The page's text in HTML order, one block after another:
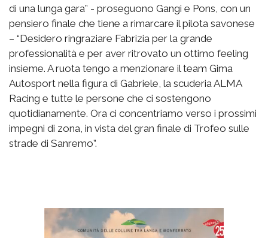
di una lunga gara” - proseguono Gangi e Pons, con un
pensiero finale che tiene a rimarcare il pilota savonese
– “Desidero ringraziare Fabrizia per la grande
professionalità e per aver ritrovato un ottimo feeling
insieme. A ruota tengo a menzionare il team Gima
Autosport nella figura di Gabriele, la scuderia ALMA
Racing e tutte le persone che ci sostengono
quotidianamente. Ora ci concentriamo verso i prossimi
impegni di zona, in vista del gran finale di Trofeo sulle
strade di Sanremo”.